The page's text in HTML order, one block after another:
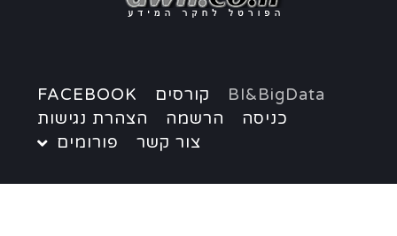
BI&BigData קורסים
FACEBOOK
כניסה
הרשמה
הצהרת נגישות
צור קשר
פורומים